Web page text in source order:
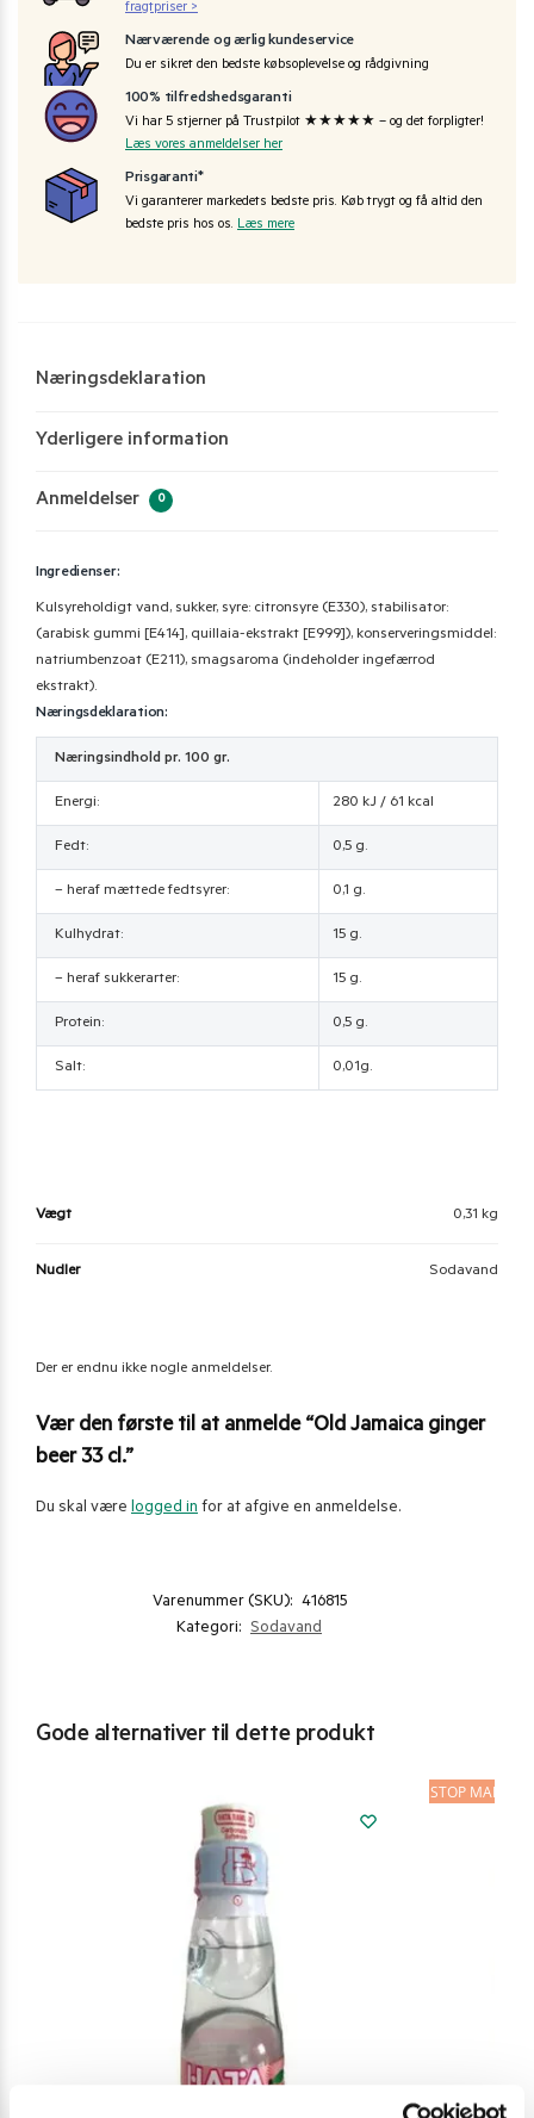
fragtpriser >
Nærværende og ærlig kundeservice
Du er sikret den bedste købsoplevelse og rådgivning
100% tilfredshedsgaranti
Vi har 5 stjerner på Trustpilot ★★★★★ – og det forpligter!
Læs vores anmeldelser her
Prisgaranti*
Vi garanterer markedets bedste pris. Køb trygt og få altid den
bedste pris hos os. Læs mere
Næringsdeklaration
Yderligere information
Anmeldelser 0
Ingredienser:
Kulsyreholdigt vand, sukker, syre: citronsyre (E330), stabilisator:
(arabisk gummi [E414], quillaia-ekstrakt [E999]), konserveringsmiddel:
natriumbenzoat (E211), smagsaroma (indeholder ingefærrod
ekstrakt).
Næringsdeklaration:
Næringsindhold pr. 100 gr.
Energi: 280 kJ / 61 kcal
Fedt: 0,5 g.
– heraf mættede fedtsyrer: 0,1 g.
Kulhydrat: 15 g.
– heraf sukkerarter: 15 g.
Protein: 0,5 g.
Salt: 0,01g.
Vægt 0,31 kg
Nudler Sodavand
Der er endnu ikke nogle anmeldelser.
Vær den første til at anmelde “Old Jamaica ginger
beer 33 cl.”
Du skal være logged in for at afgive en anmeldelse.
Varenummer (SKU): 416815
Kategori: Sodavand
Gode alternativer til dette produkt
STOP